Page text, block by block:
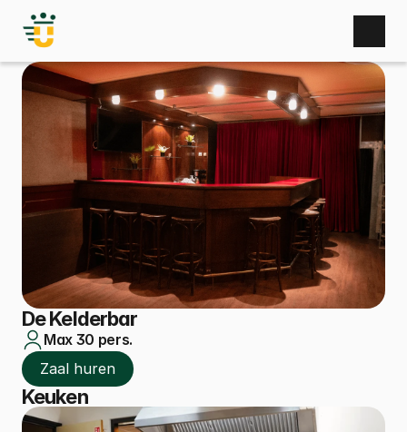
Home
Nieuws
Activiteiten
Zaal huren
Bufetten
Gebruikers
Bestuur
Sponsoren
Fotoboek
Contact
De Kelderbar
Max 30 pers.
Zaal huren
Zaal huren
Keuken